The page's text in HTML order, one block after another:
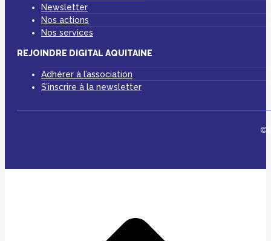
Newsletter
Nos actions
Nos services
REJOINDRE DIGITAL AQUITAINE
Adhérer à l’association
S’inscrire à la newsletter